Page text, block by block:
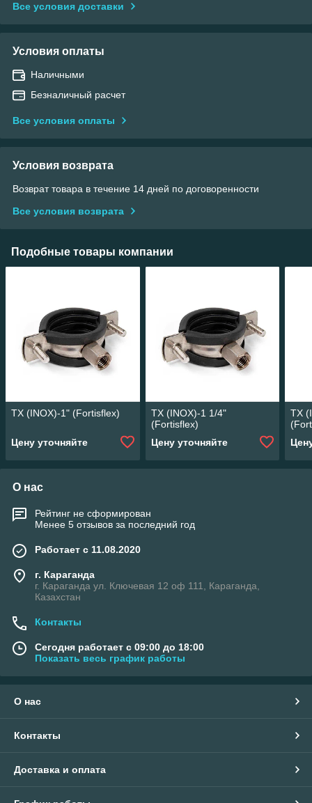
Все условия доставки
Условия оплаты
Наличными
Безналичный расчет
Все условия оплаты
Условия возврата
Возврат товара в течение 14 дней по договоренности
Все условия возврата
Подобные товары компании
ТХ (INOX)-1" (Fortisflex)
Цену уточняйте
ТХ (INOX)-1 1/4"
(Fortisflex)
Цену уточняйте
ТХ
О нас
Рейтинг не сформирован
Менее 5 отзывов за последний год
Работает с 11.08.2020
г. Караганда
г. Караганда ул. Ключевая 12 оф 111, Караганда,
Казахстан
Контакты
Сегодня работает с 09:00 до 18:00
Показать весь график работы
О нас
Контакты
Доставка и оплата